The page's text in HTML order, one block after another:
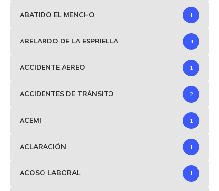
ABATIDO EL MENCHO 1
ABELARDO DE LA ESPRIELLA 4
ACCIDENTE AEREO 1
ACCIDENTES DE TRÁNSITO 2
ACEMI 1
ACLARACIÓN 1
ACOSO LABORAL 1